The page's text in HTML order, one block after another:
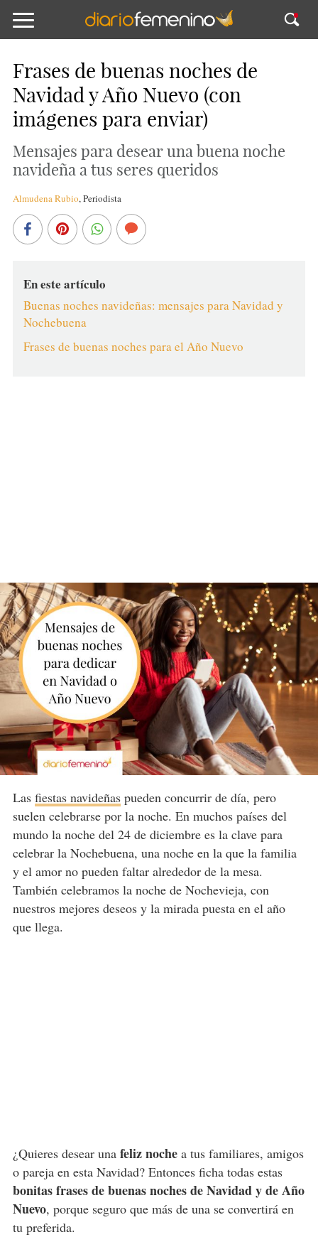
Frases de buenas noches de
Navidad y Año Nuevo (con
imágenes para enviar)
Mensajes para desear una buena noche
navideña a tus seres queridos
Almudena Rubio,Periodista
En este artículo
Buenas noches navideñas: mensajes para Navidad y
Nochebuena
Frases de buenas noches para el Año Nuevo
Las fiestas navideñaspueden concurrir de día, pero
suelen celebrarse por la noche. En muchos países del
mundo la noche del 24 de diciembre es la clave para
celebrar la Nochebuena, una noche en la que la familia
y el amor no pueden faltar alrededor de la mesa.
También celebramos la noche de Nochevieja, con
nuestros mejores deseos y la mirada puesta en el año
que llega.
¿Quieres desear una feliz nochea tus familiares, amigos
o pareja en esta Navidad? Entonces ficha todas estas
bonitas frases de buenas noches de Navidad y de Año
Nuevo, porque seguro que más de una se convertirá en
tu preferida.